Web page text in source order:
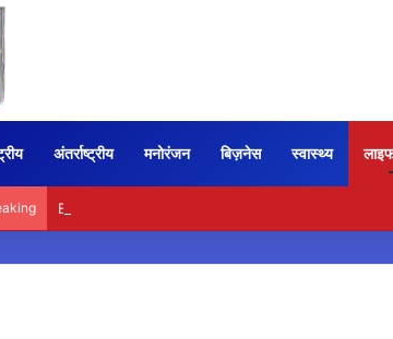
अंतर्राष्ट्रीय मनोरंजन बिज़नेस स्वास्थ्य
BoxOffice – 15वें दिन भी कायम रही ‘जन नायकन’ की रफ्तार,